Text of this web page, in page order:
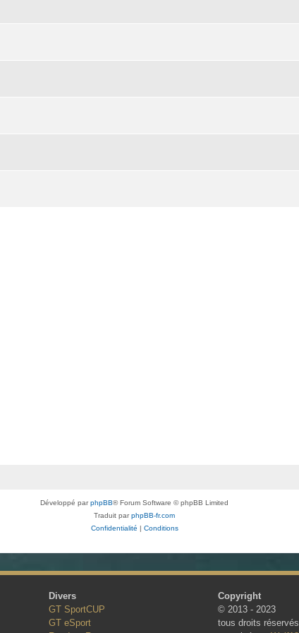
Développé parphpBB® Forum Software © phpBB Limited
Traduit parphpBB-fr.com
Confidentialité
Conditions
Divers
GT SportCUP
GT eSport
Copyright
© 2013 - 2023
tous droits réservés